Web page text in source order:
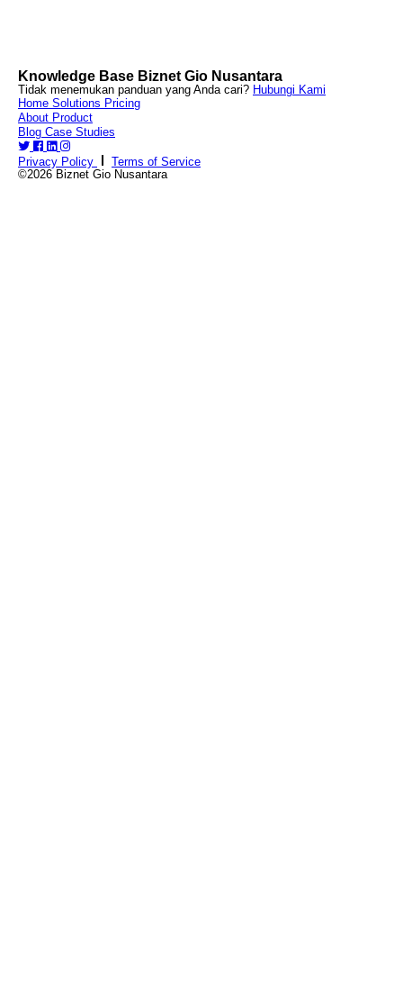
Knowledge Base Biznet Gio Nusantara
Tidak menemukan panduan yang Anda cari? Hubungi Kami
Home Solutions Pricing
About Product
Blog Case Studies
Privacy Policy
Terms of Service
©2026 Biznet Gio Nusantara